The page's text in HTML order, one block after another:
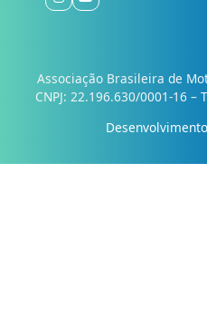
Associação Brasileira de
CNPJ: 22.196.630/0001-16